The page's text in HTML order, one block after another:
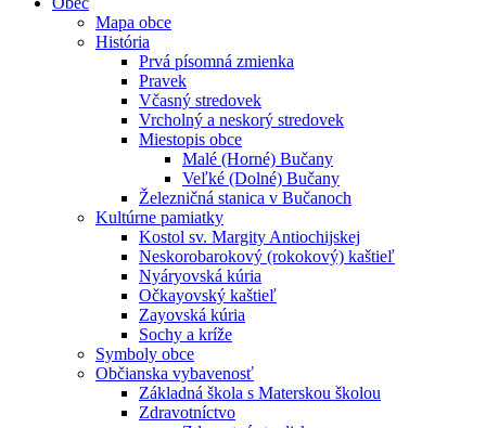
Mapa obce
História
Prvá písomná zmienka
Pravek
Včasný stredovek
Vrcholný a neskorý stredovek
Miestopis obce
Malé (Horné) Bučany
Veľké (Dolné) Bučany
Železničná stanica v Bučanoch
Kultúrne pamiatky
Kostol sv. Margity Antiochijskej
Neskorobarokový (rokokový) kaštieľ
Nyáryovská kúria
Očkayovský kaštieľ
Zayovská kúria
Sochy a kríže
Symboly obce
Občianska vybavenosť
Základná škola s Materskou školou
Zdravotníctvo